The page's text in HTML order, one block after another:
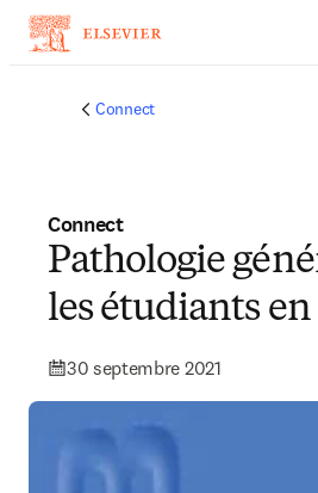
Connect
Connect
Pathologie
les étudiants en
30 septembre 2021